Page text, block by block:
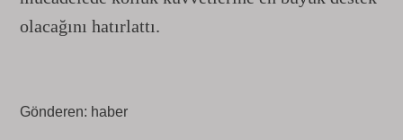
olacağını hatırlattı.
Gönderen: haber